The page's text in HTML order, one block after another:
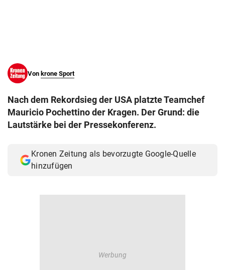
Von krone Sport
Nach dem Rekordsieg der USA platzte Teamchef
Mauricio Pochettino der Kragen. Der Grund: die
Lautstärke bei der Pressekonferenz.
Kronen Zeitung als bevorzugte Google-Quelle
hinzufügen